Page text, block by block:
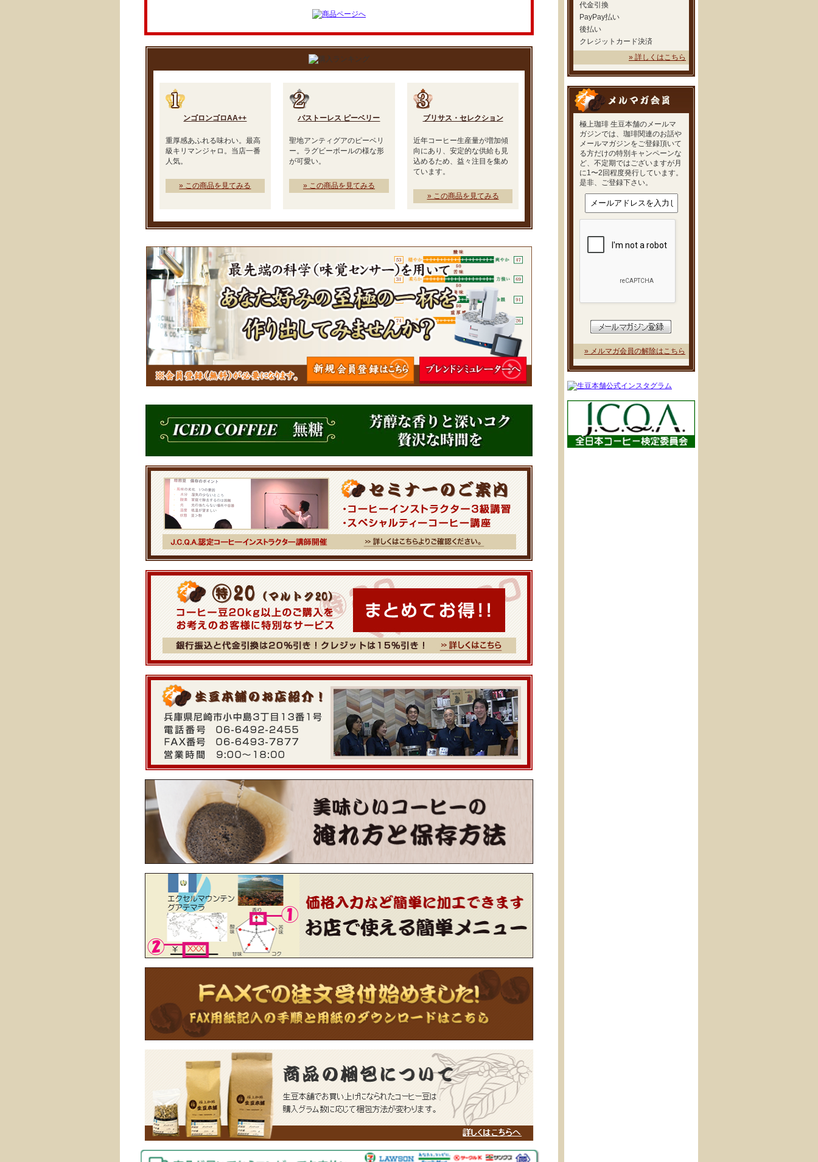
代金引換
PayPay払い
後払い
クレジットカード決済
» 詳しくはこちら
極上珈琲 生豆本舗のメールマ
ガジンでは、珈琲関連のお話や
メールマガジンをご登録頂いて
る方だけの特別キャンペーンな
ど、不定期ではございますが月
に1〜2回程度発行しています。
是非、ご登録下さい。
» メルマガ会員の解除はこちら
ンゴロンゴロAA++
重厚感あふれる味わい。最高
級キリマンジャロ。当店一番
人気。
» この商品を見てみる
パストーレス ピーベリー
聖地アンティグアのピーベリ
ー。ラグビーボールの様な形
が可愛い。
» この商品を見てみる
ブリサス・セレクション
近年コーヒー生産量が増加傾
向にあり、安定的な供給も見
込めるため、益々注目を集め
ています。
» この商品を見てみる